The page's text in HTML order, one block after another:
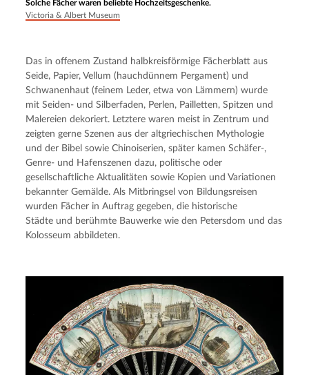
Solche Fächer waren beliebte Hochzeitsgeschenke.
Victoria & Albert Museum
Das in offenem Zustand halbkreisförmige Fächerblatt aus
Seide, Papier, Vellum (hauchdünnem Pergament) und
Schwanenhaut (feinem Leder, etwa von Lämmern) wurde
mit Seiden- und Silberfaden, Perlen, Pailletten, Spitzen und
Malereien dekoriert. Letztere waren meist in Zentrum und
zeigten gerne Szenen aus der altgriechischen Mythologie
und der Bibel sowie Chinoiserien, später kamen Schäfer-,
Genre- und Hafenszenen dazu, politische oder
gesellschaftliche Aktualitäten sowie Kopien und Variationen
bekannter Gemälde. Als Mitbringsel von Bildungsreisen
wurden Fächer in Auftrag gegeben, die historische
Städte und berühmte Bauwerke wie den Petersdom und das
Kolosseum abbildeten.